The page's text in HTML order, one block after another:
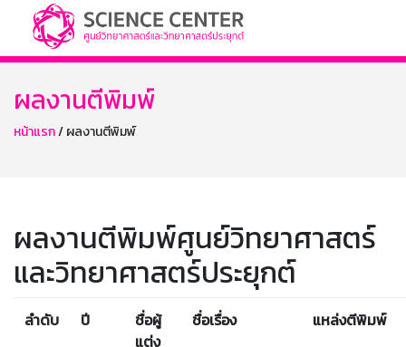
ผลงานตีพิมพ์
หน้าแรก/ ผลงานตีพิมพ์
ผลงานตีพิมพ์ศูนย์วิทยาศาสตร์
และวิทยาศาสตร์ประยุกต์
ลำดับ ปี
ชื่อผู้
แต่ง
ชื่อเรื่อง แหล่งตีพิมพ์